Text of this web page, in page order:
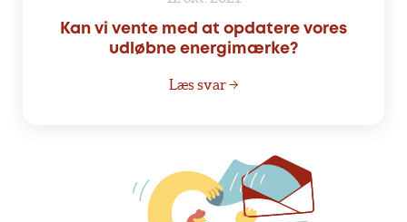
Kan vi vente med at opdatere vores
udløbne energimærke?
Læs svar →